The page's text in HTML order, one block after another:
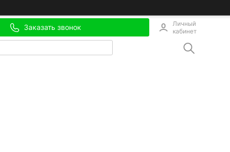
Заказать звонок
Личный
кабинет